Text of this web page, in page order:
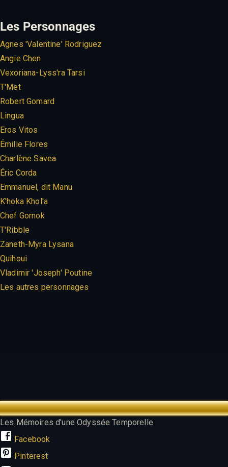
Les Personnages
Agnes 'Valentine' Rodriguez
Angie Chen
Vexoriana-Lyss'ra Tarsi
T'Met
Robert Gomard
Lingua
Eros Vitos
Émilie Flores
Charlène Savea
Éric Corda
Emmanuel, dit Manu
K'hoka Khol'a
Chef Gornok
T'Ribble
Zaneth-Myra Lysana
Quihoui
Vladimir 'Joseph' Poutine
Les autres personnages
TREK OUTTA TIME
Les Mémoires d'une Odyssée Temporelle
Facebook
Pinterest